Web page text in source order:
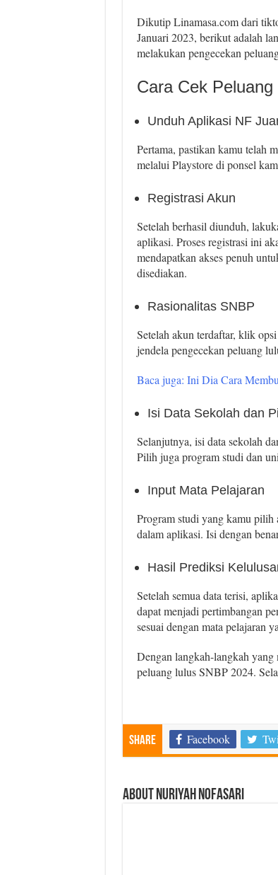
Dikutip Linamasa.com dari
Januari 2023, berikut adalah
melakukan pengecekan
Cara Cek
Unduh Aplikasi NF
Pertama, pastikan kamu telah
melalui Playstore di ponsel
Registrasi Akun
Setelah berhasil diunduh,
aplikasi. Proses registrasi ini
mendapatkan akses penuh
disediakan.
Rasionalitas SNBP
Setelah akun terdaftar, klik
jendela pengecekan peluang
Baca juga: Ini Dia Cara
Isi Data Sekolah dan
Selanjutnya, isi data sekolah
Pilih juga program studi dan
Input Mata Pelajaran
Program studi yang kamu pilih
dalam aplikasi. Isi dengan
Hasil Prediksi
Setelah semua data terisi,
dapat menjadi pertimbangan
sesuai dengan mata pelajaran
Dengan langkah-langkah yang
peluang lulus SNBP 2024.
Share Facebook
About Nuriyah Nofasari